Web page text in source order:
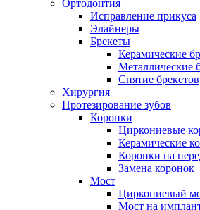
Ортодонтия
Исправление прикуса
Элайнеры
Брекеты
Керамические
Металлические
Снятие брекетов
Хирургия
Протезирование зубов
Коронки
Циркониевые
Керамические
Коронки на
Замена коронок
Мост
Циркониевый
Мост на